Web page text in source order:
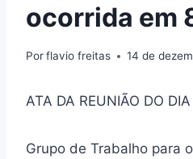
ocorrida em
Porflavio freitas 14 de
ATA DA REUNIÃO DO
Grupo de Trabalho para